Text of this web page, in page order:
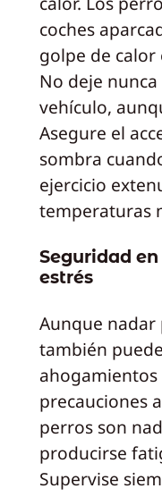
coches
golpe de
No deje
vehículo,
Asegure el
sombra
ejercicio
temperaturas
Seguridad
estrés
Aunque
también
precauciones
perros son
producirse
Supervise